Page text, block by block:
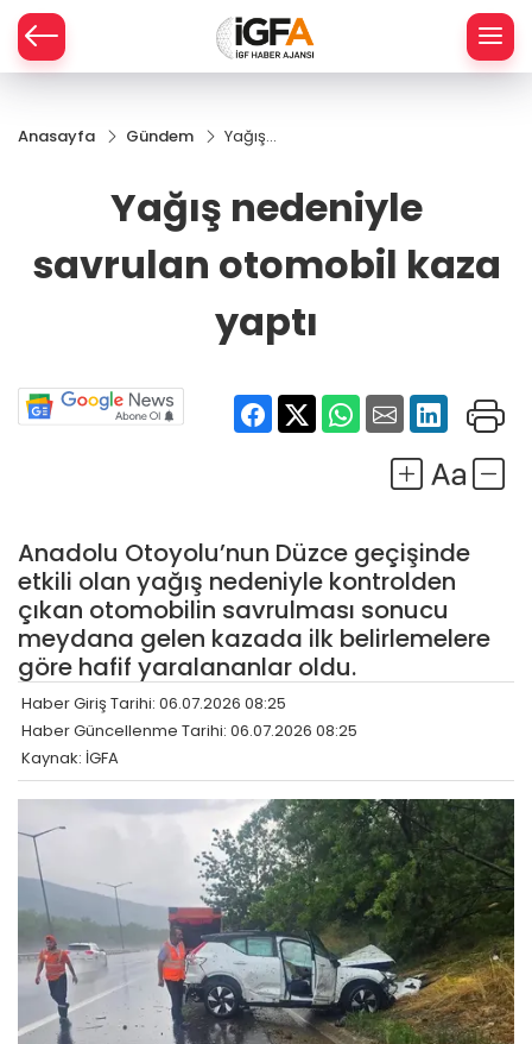
Anasayfa Gündem
Yağış
otomobil
yaptı
Yağış nedeniyle
savrulan otomobil kaza
yaptı
Anadolu Otoyolu’nun Düzce geçişinde
etkili olan yağış nedeniyle kontrolden
çıkan otomobilin savrulması sonucu
meydana gelen kazada ilk belirlemelere
göre hafif yaralananlar oldu.
Haber Giriş Tarihi: 06.07.2026 08:25
Haber Güncellenme Tarihi: 06.07.2026 08:25
Kaynak: İGFA